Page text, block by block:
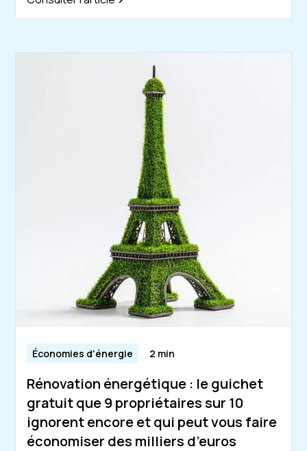
Économies d'énergie 2 min
Rénovation énergétique : le guichet
gratuit que 9 propriétaires sur 10
ignorent encore et qui peut vous faire
économiser des milliers d’euros